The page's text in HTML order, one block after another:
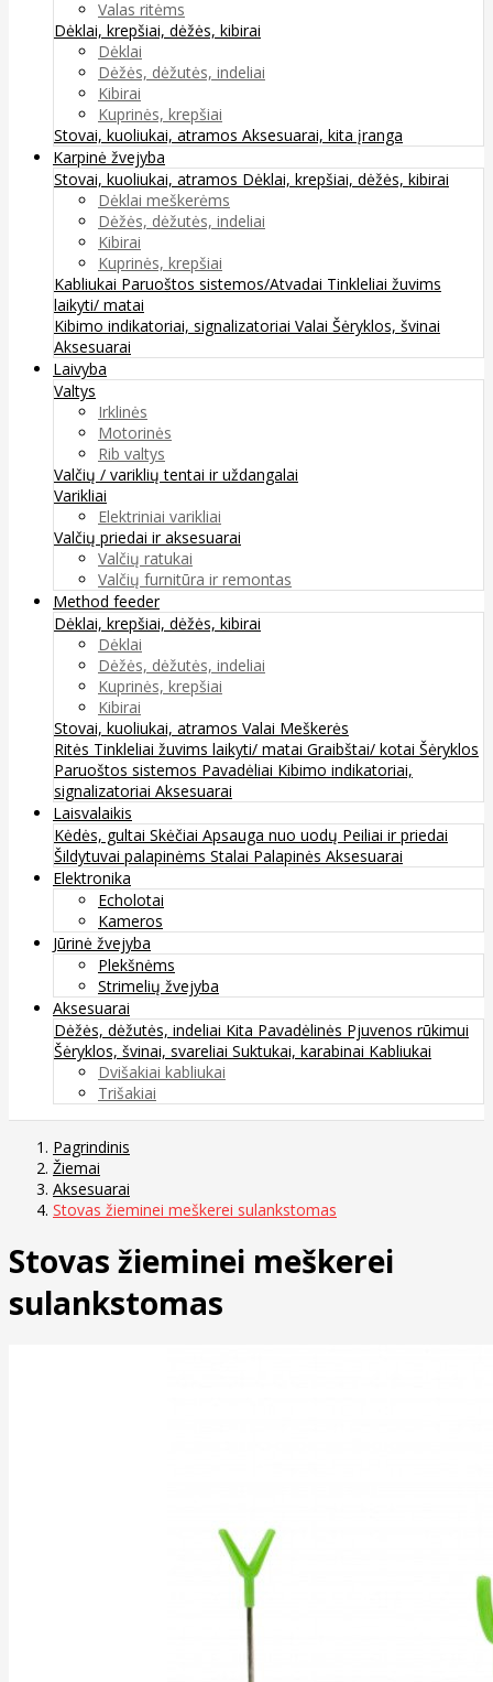
Valas ritėms
Dėklai, krepšiai, dėžės, kibirai
Dėklai
Dėžės, dėžutės, indeliai
Kibirai
Kuprinės, krepšiai
Stovai, kuoliukai, atramos Aksesuarai, kita įranga
Karpinė žvejyba
Stovai, kuoliukai, atramos Dėklai, krepšiai, dėžės, kibirai
Dėklai meškerėms
Dėžės, dėžutės, indeliai
Kibirai
Kuprinės, krepšiai
Kabliukai Paruoštos sistemos/Atvadai Tinkleliai žuvims
laikyti/ matai
Kibimo indikatoriai, signalizatoriai Valai Šėryklos, švinai
Aksesuarai
Laivyba
Valtys
Irklinės
Motorinės
Rib valtys
Valčių / variklių tentai ir uždangalai
Varikliai
Elektriniai varikliai
Valčių priedai ir aksesuarai
Valčių ratukai
Valčių furnitūra ir remontas
Method feeder
Dėklai, krepšiai, dėžės, kibirai
Dėklai
Dėžės, dėžutės, indeliai
Kuprinės, krepšiai
Kibirai
Stovai, kuoliukai, atramos Valai Meškerės
Ritės Tinkleliai žuvims laikyti/ matai Graibštai/ kotai Šėryklos
Paruoštos sistemos Pavadėliai Kibimo indikatoriai,
signalizatoriai Aksesuarai
Laisvalaikis
Kėdės, gultai Skėčiai Apsauga nuo uodų Peiliai ir priedai
Šildytuvai palapinėms Stalai Palapinės Aksesuarai
Elektronika
Echolotai
Kameros
Jūrinė žvejyba
Plekšnėms
Strimelių žvejyba
Aksesuarai
Dėžės, dėžutės, indeliai Kita Pavadėlinės Pjuvenos rūkimui
Šėryklos, švinai, svareliai Suktukai, karabinai Kabliukai
Dvišakiai kabliukai
Trišakiai
Pagrindinis
Žiemai
Aksesuarai
Stovas žieminei meškerei sulankstomas
Stovas žieminei meškerei
sulankstomas